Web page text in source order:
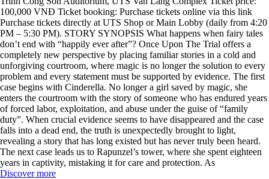
100,000 VNĐ Ticket booking: Purchase tickets online via this link
Purchase tickets directly at UTS Shop or Main Lobby (daily from 4:20
PM – 5:30 PM). STORY SYNOPSIS What happens when fairy tales
don’t end with “happily ever after”? Once Upon The Trial offers a
completely new perspective by placing familiar stories in a cold and
unforgiving courtroom, where magic is no longer the solution to every
problem and every statement must be supported by evidence. The first
case begins with Cinderella. No longer a girl saved by magic, she
enters the courtroom with the story of someone who has endured years
of forced labor, exploitation, and abuse under the guise of “family
duty”. When crucial evidence seems to have disappeared and the case
falls into a dead end, the truth is unexpectedly brought to light,
revealing a story that has long existed but has never truly been heard.
The next case leads us to Rapunzel’s tower, where she spent eighteen
years in captivity, mistaking it for care and protection. As
Discover more